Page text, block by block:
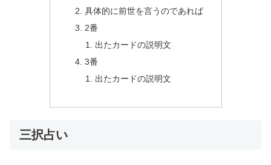
具体的に前世を言うのであれば
2番
出たカードの説明文
3番
出たカードの説明文
三択占い